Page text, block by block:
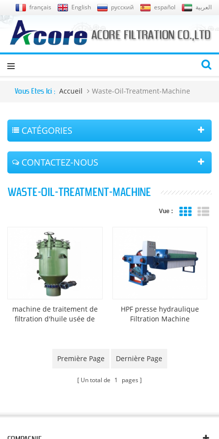
français English русский español العربية
Vous Êtes Ici : Accueil Waste-Oil-Treatment-Machine
CATÉGORIES
CONTACTEZ-NOUS
WASTE-OIL-TREATMENT-MACHINE
Vue :
machine de traitement de
filtration d'huile usée de
HPF presse hydraulique
Filtration Machine
Première Page Dernière Page
Un total de 1 pages